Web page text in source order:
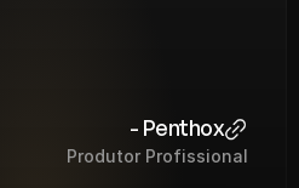
- Penthox
Produtor Profissional